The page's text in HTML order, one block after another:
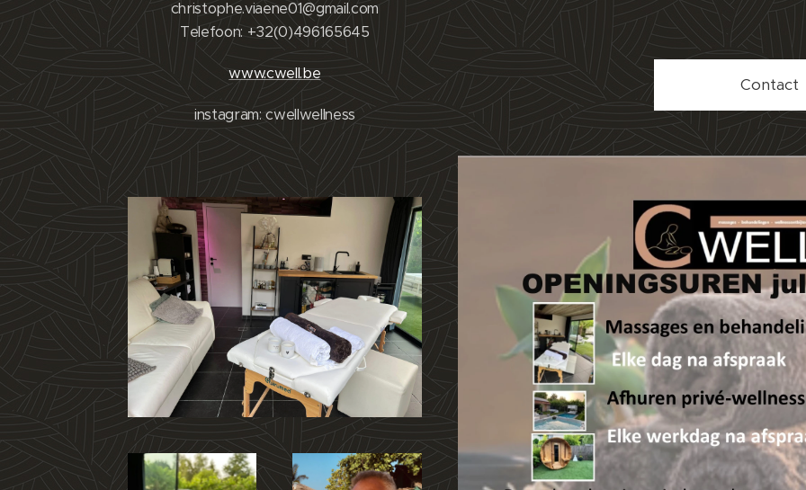
christophe.viaene01@gmail.com
Telefoon: +32(0)496165645
www.cwell.be
instagram: cwellwellness
Contact